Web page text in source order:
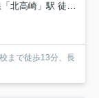
高崎」駅 徒歩47分
まで徒歩13分、長